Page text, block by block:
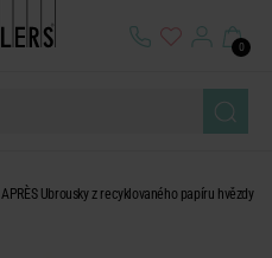
0
APRÈS Ubrousky z recyklovaného papíru hvězdy